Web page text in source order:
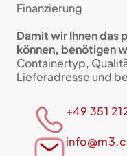
Finanzierung
Damit wir Ihnen das
können, benötigen
Containertyp,
Lieferadresse und
+49 351